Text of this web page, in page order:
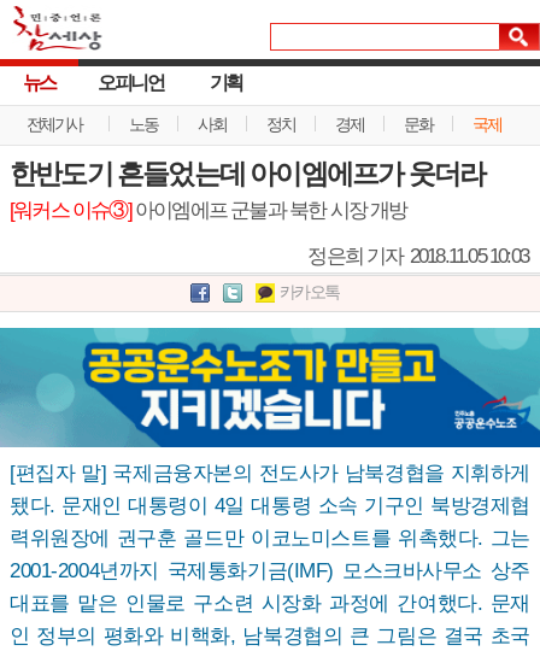
뉴스
전체기사 노동 사회 정치 경제 문화 국제
오피니언 기획
한반도기 흔들었는데 아이엠에프가 웃더라
[워커스 이슈③]아이엠에프 군불과 북한 시장 개방
정은희 기자 2018.11.05 10:03
카카오톡
[편집자 말] 국제금융자본의 전도사가 남북경협을 지휘하게
됐다. 문재인 대통령이 4일 대통령 소속 기구인 북방경제협
력위원장에 권구훈 골드만 이코노미스트를 위촉했다. 그는
2001-2004년까지 국제통화기금(IMF) 모스크바사무소 상주
대표를 맡은 인물로 구소련 시장화 과정에 간여했다. 문재
인 정부의 평화와 비핵화, 남북경협의 큰 그림은 결국 초국